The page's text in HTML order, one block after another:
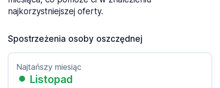
najkorzystniejszej oferty.
Spostrzeżenia osoby oszczędnej
Najtańszy miesiąc
Listopad